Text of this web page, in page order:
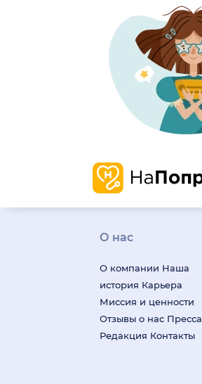
О нас
О компании Наша
история Карьера
Миссия и ценности
Отзывы о нас Пресса
Редакция Контакты